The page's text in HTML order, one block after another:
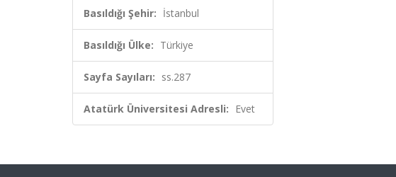
Basıldığı Şehir: İstanbul
Basıldığı Ülke: Türkiye
Sayfa Sayıları: ss.287
Atatürk Üniversitesi Adresli: Evet